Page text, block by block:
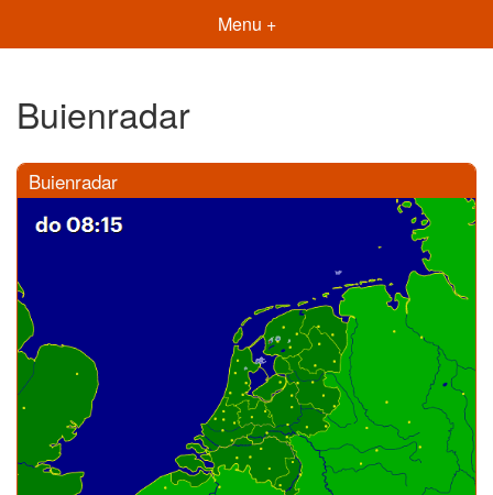
Menu +
Buienradar
Buienradar